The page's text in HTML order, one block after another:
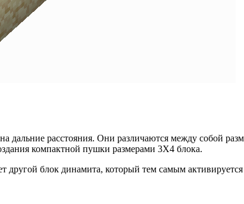
расстояния. Они различаются между собой
компактной пушки размерами 3X4 блока.
блок динамита, который тем самым